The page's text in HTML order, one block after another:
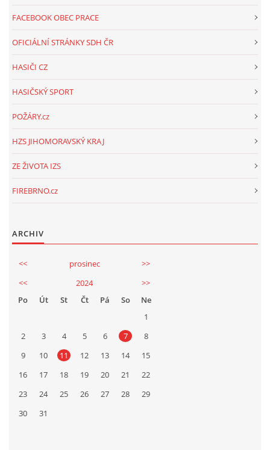
FACEBOOK OBEC PRACE
OFICIÁLNÍ STRÁNKY SDH ČR
HASIČI CZ
HASIČSKÝ SPORT
POŽÁRY.cz
HZS JIHOMORAVSKÝ KRAJ
ZE ŽIVOTA IZS
FIREBRNO.cz
ARCHIV
<< prosinec
>>
<<
2024
>>
Po
Út St Čt Pá So
Ne
1
2
3 4 5 6 7
8
9
10 11 12 13 14
15
16
17 18 19 20 21
22
23
24 25 26 27 28
29
30
31